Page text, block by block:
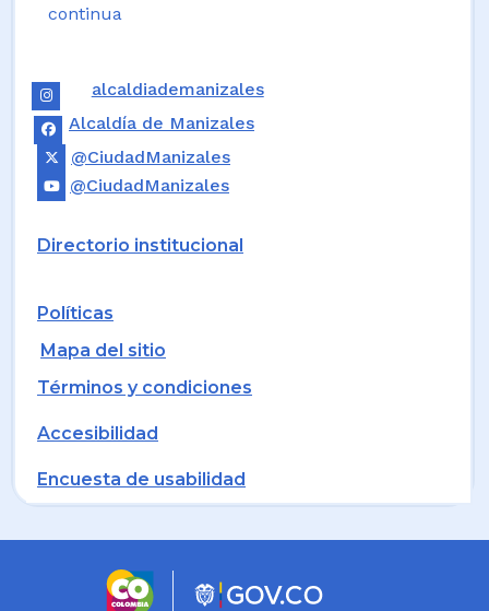
continua
alcaldiademanizales
Alcaldía de Manizales
@CiudadManizales
@CiudadManizales
Directorio institucional
Políticas
Mapa del sitio
Términos y condiciones
Accesibilidad
Encuesta de usabilidad